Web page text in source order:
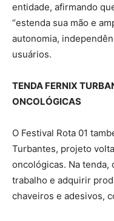
entidade, afirmando
“estenda sua mão e
autonomia,
usuários.
TENDA FERNIX
ONCOLÓGICAS
O Festival Rota 01
Turbantes, projeto
oncológicas. Na
trabalho e adquirir
chaveiros e adesivos,